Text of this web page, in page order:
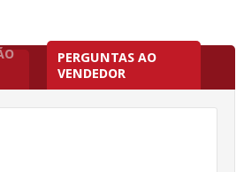
PERGUNTAS AO
VENDEDOR